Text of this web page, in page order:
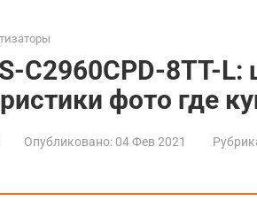
C2960CPD-8TT-L:
фото где
Опубликовано: 04 Фев 2021